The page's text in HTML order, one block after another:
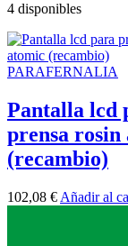
4 disponibles
PARAFERNALIA
Pantalla lcd
prensa rosin
(recambio)
102,08 € Añadir al